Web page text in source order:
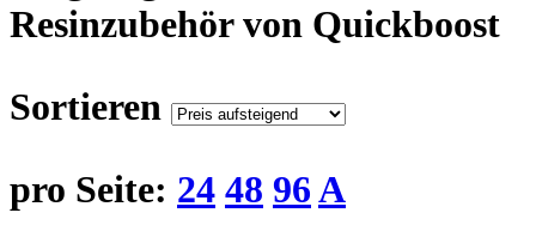
Resinzubehör von Quickboost
Sortieren
pro Seite: 24 48 96A